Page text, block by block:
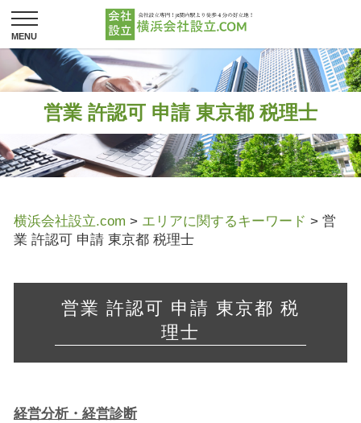
営業 許認可 申請 東京都 税理士
横浜会社設立.com > エリアに関するキーワード > 営
業 許認可 申請 東京都 税理士
営業 許認可 申請 東京都 税
理士
経営分析・経営診断